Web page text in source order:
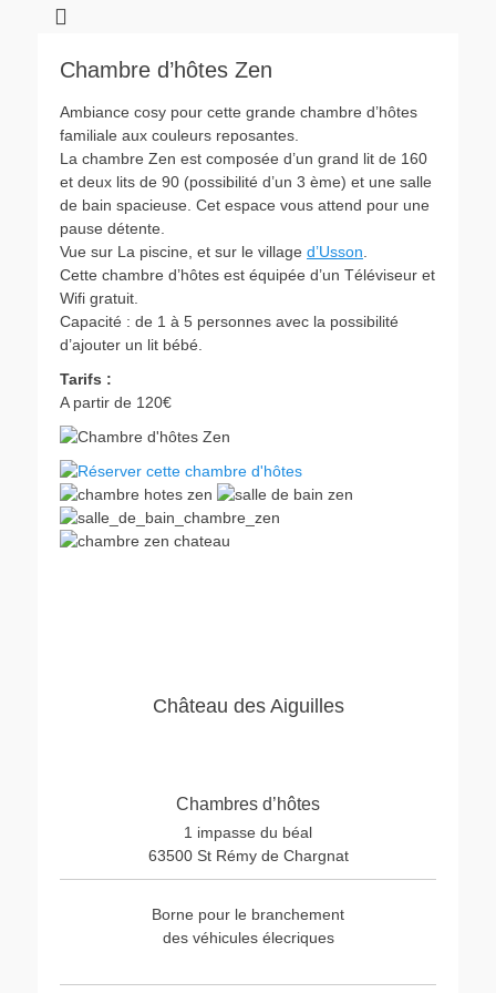
Chambre d’hôtes Zen
Ambiance cosy pour cette grande chambre d’hôtes
familiale aux couleurs reposantes.
La chambre Zen est composée d’un grand lit de 160
et deux lits de 90 (possibilité d’un 3 ème) et une salle
de bain spacieuse. Cet espace vous attend pour une
pause détente.
Vue sur La piscine, et sur le village d’Usson
Cette chambre d’hôtes est équipée d’un Téléviseur et
Wifi gratuit.
Capacité : de 1 à 5 personnes avec la possibilité
d’ajouter un lit bébé.
Tarifs :
A partir de 120€
Château des Aiguilles
Chambres d’hôtes
1 impasse du béal
63500 St Rémy de Chargnat
Borne pour le branchement
des véhicules élecriques